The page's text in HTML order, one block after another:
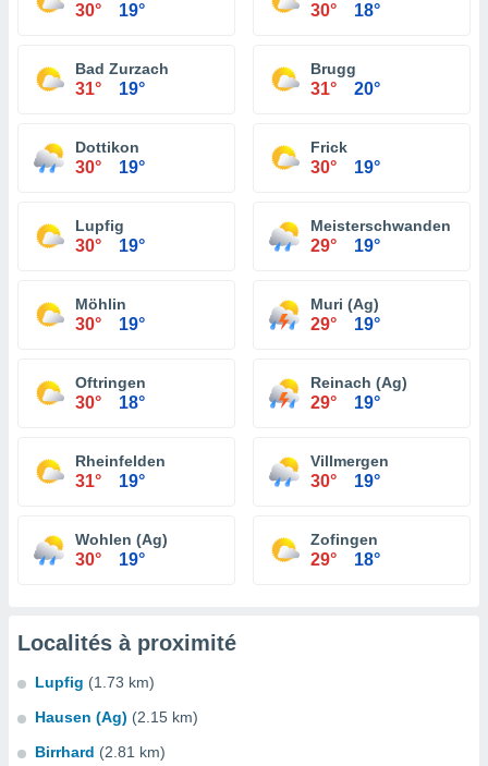
30° 19° 30° 18°
Bad Zurzach
31° 19°
Brugg
31° 20°
Dottikon
30° 19°
Frick
30° 19°
Lupfig
30° 19°
Meisterschwanden
29° 19°
Möhlin
30° 19°
Muri (Ag)
29° 19°
Oftringen
30° 18°
Reinach (Ag)
29° 19°
Rheinfelden
31° 19°
Villmergen
30° 19°
Wohlen (Ag)
30° 19°
Zofingen
29° 18°
Localités à proximité
Lupfig (1.73 km)
Hausen (Ag) (2.15 km)
Birrhard (2.81 km)